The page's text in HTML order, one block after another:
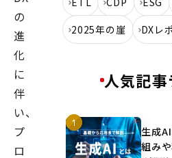
の
進
化
に
伴
い、
プ
ロ
2025年の崖
DXレ
人気記事
生成
組み